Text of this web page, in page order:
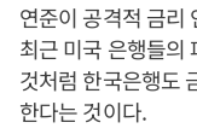
연준이 공격적 금리
최근 미국 은행들의
것처럼 한국은행도
한다는 것이다.